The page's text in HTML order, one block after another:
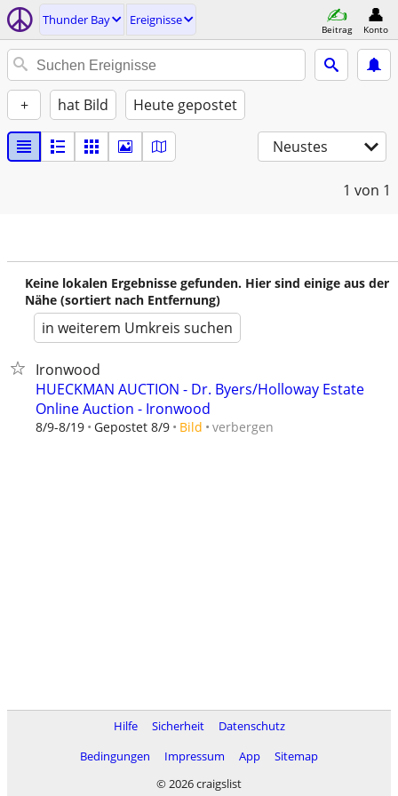
Thunder Bay Ereignisse
Beitrag Konto
+ hat Bild Heute gepostet
Neustes
1 von 1
Keine lokalen Ergebnisse gefunden. Hier sind einige aus der
Nähe (sortiert nach Entfernung)
in weiterem Umkreis suchen
Ironwood
HUECKMAN AUCTION - Dr. Byers/Holloway Estate
Online Auction - Ironwood
8/9-8/19 Gepostet 8/9 Bild verbergen
Hilfe Sicherheit
Datenschutz
Bedingungen
Impressum App
Sitemap
© 2026 craigslist